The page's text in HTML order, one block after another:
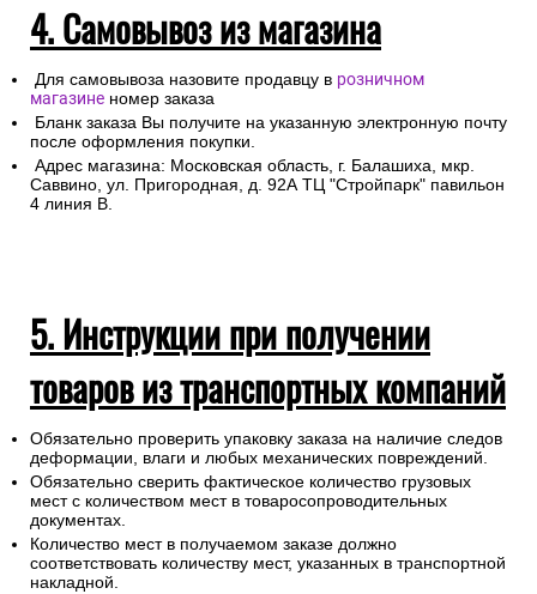
4. Самовывоз из магазина
Для самовывоза назовите продавцу в розничном
магазине номер заказа
Бланк заказа Вы получите на указанную электронную почту
после оформления покупки.
Адрес магазина: Московская область, г. Балашиха, мкр.
Саввино, ул. Пригородная, д. 92А ТЦ "Стройпарк" павильон
4 линия В.
5. Инструкции при получении
товаров из транспортных компаний
Обязательно проверить упаковку заказа на наличие следов
деформации, влаги и любых механических повреждений.
Обязательно сверить фактическое количество грузовых
мест с количеством мест в товаросопроводительных
документах.
Количество мест в получаемом заказе должно
соответствовать количеству мест, указанных в транспортной
накладной.